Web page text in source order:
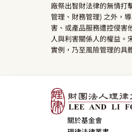
廠祭出智財法律的無情打
管理、財務管理) 之外，
害、或產品服務遭控侵害
人與利害關係人的權益。
實例，乃至風險管理的具
關於基金會